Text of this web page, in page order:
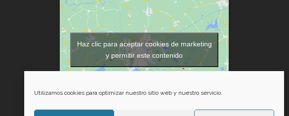
Utilizamos cookies para optimizar nuestro sitio web y nuestro servicio.
Haz clic para aceptar cookies de marketing
y permitir este contenido